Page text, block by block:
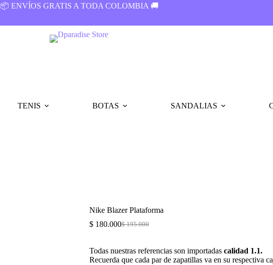
📦 ENVÍOS GRATIS A TODA COLOMBIA 🚚
TENIS BOTAS SANDALIAS
Nike Blazer Plataforma
$195.000
Original
$ 195.000.
$180.000Current
$ 180.000.
Todas nuestras referencias son importadas calidad 1.1.
Recuerda que cada par de zapatillas va en su respectiva